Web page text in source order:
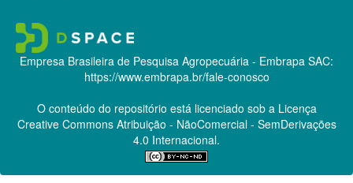
Empresa Brasileira de Pesquisa Agropecuária - Embrapa SAC:
https://www.embrapa.br/fale-conosco
O conteúdo do repositório está licenciado sob a Licença
Creative CommonsAtribuição - NãoComercial - SemDerivações
4.0 Internacional.